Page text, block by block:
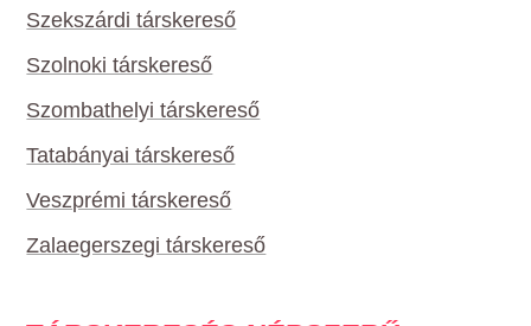
Szekszárdi társkereső
Szolnoki társkereső
Szombathelyi társkereső
Tatabányai társkereső
Veszprémi társkereső
Zalaegerszegi társkereső